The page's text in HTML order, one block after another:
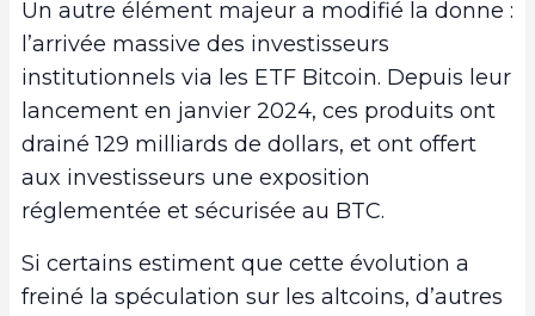
Un autre élément majeur a modifié la donne :
l’arrivée massive des investisseurs
institutionnels via les ETF Bitcoin. Depuis leur
lancement en janvier 2024, ces produits ont
drainé 129 milliards de dollars, et ont offert
aux investisseurs une exposition
réglementée et sécurisée au BTC.
Si certains estiment que cette évolution a
freiné la spéculation sur les altcoins, d’autres